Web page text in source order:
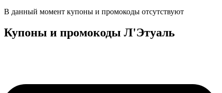
В данный момент купоны и промокоды отсутствуют
Купоны и промокоды Л'Этуаль